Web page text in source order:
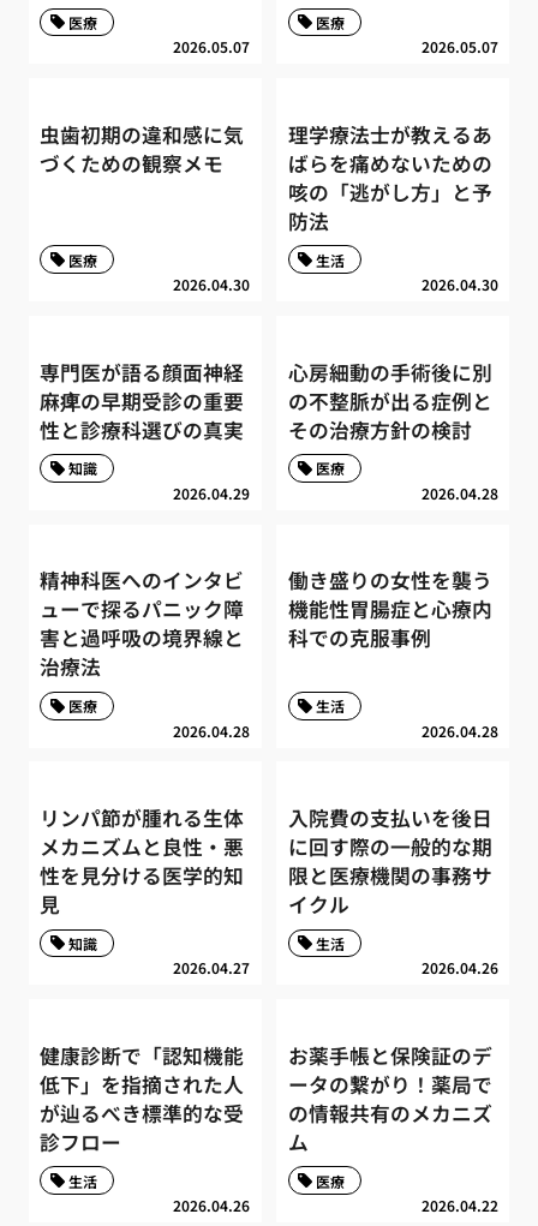
2026.05.07
医療
2026.05.07
医療
虫歯初期の違和感に気
づくための観察メモ
2026.04.30
医療
理学療法士が教えるあ
ばらを痛めないための
咳の「逃がし方」と予
防法
2026.04.30
生活
専門医が語る顔面神経
麻痺の早期受診の重要
性と診療科選びの真実
2026.04.29
知識
心房細動の手術後に別
の不整脈が出る症例と
その治療方針の検討
2026.04.28
医療
精神科医へのインタビ
ューで探るパニック障
害と過呼吸の境界線と
治療法
2026.04.28
医療
働き盛りの女性を襲う
機能性胃腸症と心療内
科での克服事例
2026.04.28
生活
リンパ節が腫れる生体
メカニズムと良性・悪
性を見分ける医学的知
見
2026.04.27
知識
入院費の支払いを後日
に回す際の一般的な期
限と医療機関の事務サ
イクル
2026.04.26
生活
健康診断で「認知機能
低下」を指摘された人
が辿るべき標準的な受
診フロー
2026.04.26
生活
お薬手帳と保険証のデ
ータの繋がり！薬局で
の情報共有のメカニズ
ム
2026.04.22
医療